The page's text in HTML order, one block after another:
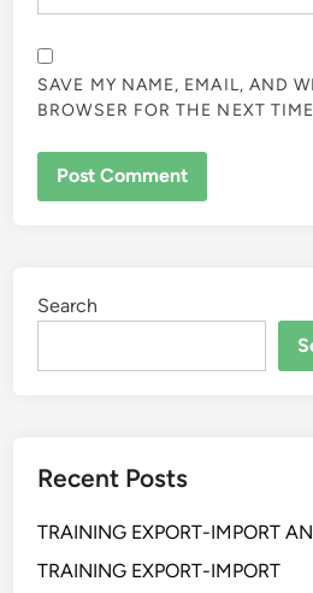
SAVE MY NAME, EMAIL, AND
BROWSER FOR THE NEXT
Search
Recent Posts
TRAINING EXPORT-IMPORT
TRAINING EXPORT-IMPORT